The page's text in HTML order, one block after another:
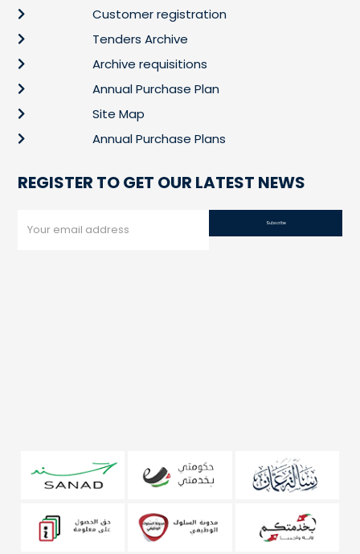
Customer registration
Tenders Archive
Archive requisitions
Annual Purchase Plan
Site Map
Annual Purchase Plans
REGISTER TO GET OUR LATEST NEWS